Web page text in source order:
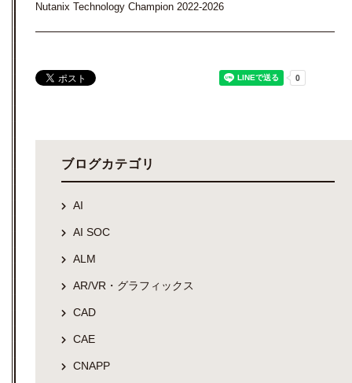
Nutanix Technology Champion 2022-2026
ブログカテゴリ
AI
AI SOC
ALM
AR/VR・グラフィックス
CAD
CAE
CNAPP